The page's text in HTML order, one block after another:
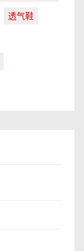
透气鞋